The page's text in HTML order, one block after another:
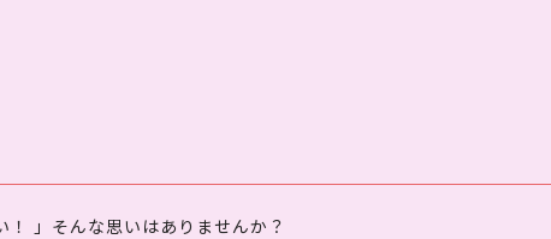
！ 」そんな思いはありませんか？